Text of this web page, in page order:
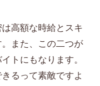
高額な時給とスキ
また、この二つが
トにもなります。
るって素敵ですよ